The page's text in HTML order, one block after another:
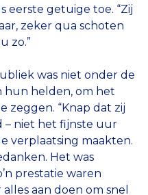
eerste getuige toe. “Zij
zeker qua schoten
zo.”
was niet onder de
hun helden, om het
“Knap dat zij
– niet het fijnste uur
verplaatsing maakten.
Het was
prestatie waren
aan doen om snel